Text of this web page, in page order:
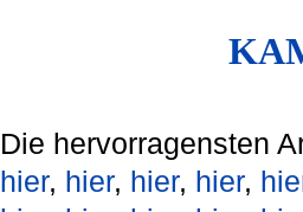
Die hervorragensten
hier, hier, hier, hier,